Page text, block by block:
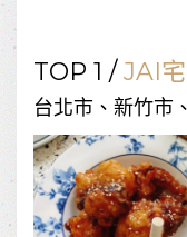
TOP 1 /JAI宅
台北市、新竹市